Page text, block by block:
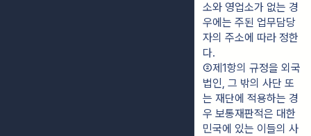
소와 영업소가 없는 경
우에는 주된 업무담당
자의 주소에 따라 정한
다.
②제1항의 규정을 외국
법인, 그 밖의 사단 또
는 재단에 적용하는 경
우 보통재판적은 대한
민국에 있는 이들의 사